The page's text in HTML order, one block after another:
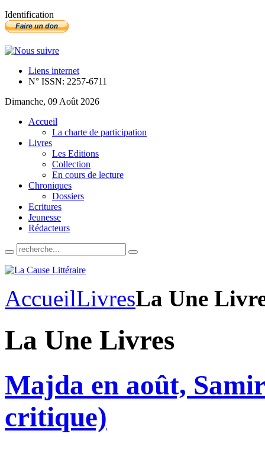
Identification
Liens internet
N° ISSN: 2257-6711
Dimanche, 09 Août 2026
Accueil
La charte de participation
Livres
Les Editions
Collection
En cours de lecture
Chroniques
Dossiers
Ecritures
Jeunesse
Rédacteurs
AccueilLivresLa Une
La Une Livres
Majda en août,
critique)